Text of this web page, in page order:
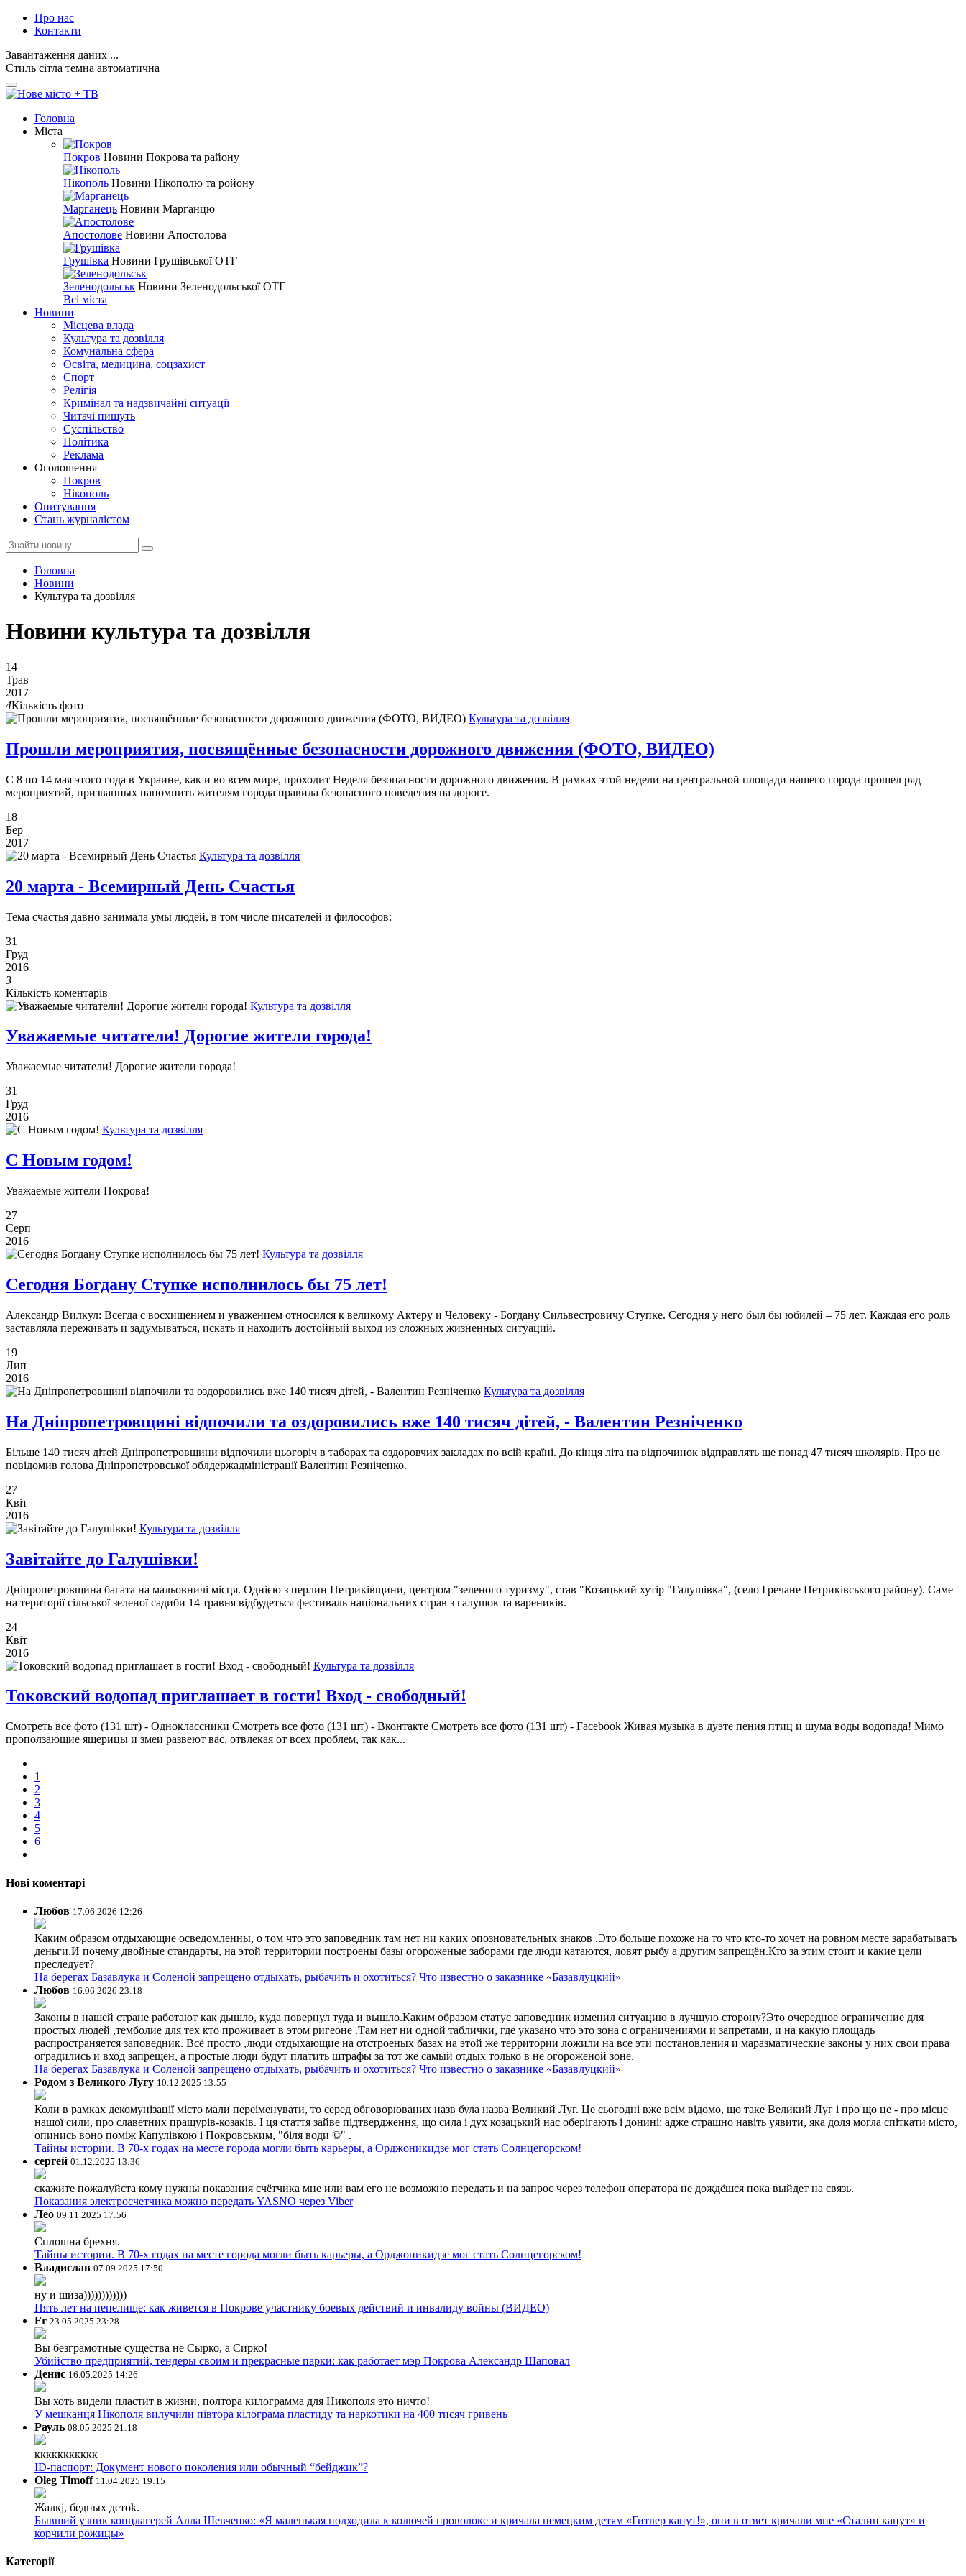
Про нас
Контакти
Завантаження даних ...
Стиль сітла темна автоматична
Головна
Міста
Покров Новини Покрова та району
Нікополь Новини Нікополю та ройону
Марганець Новини Марганцю
Апостолове Новини Апостолова
Грушівка Новини Грушівської ОТГ
Зеленодольськ Новини Зеленодольської ОТГ
Всі міста
Новини
Місцева влада
Культура та дозвілля
Комунальна сфера
Освіта, медицина, соцзахист
Спорт
Релігія
Кримінал та надзвичайні ситуації
Читачі пишуть
Суспільство
Політика
Реклама
Оголошення
Покров
Нікополь
Опитування
Стань журналістом
Головна
Новини
Культура та дозвілля
Новини культура та дозвілля
14
Трав
2017
4Кількість фото
Культура та дозвілля
Прошли мероприятия, посвящённые безопасности дорожного движения (ФОТО, ВИДЕО)
С 8 по 14 мая этого года в Украине, как и во всем мире, проходит Неделя безопасности дорожного движения. В рамках этой недели на центральной площади нашего города прошел ряд
мероприятий, призванных напомнить жителям города правила безопасного поведения на дороге.
18
Бер
2017
Культура та дозвілля
20 марта - Всемирный День Счастья
Тема счастья давно занимала умы людей, в том числе писателей и философов:
31
Груд
2016
3
Кількість коментарів
Культура та дозвілля
Уважаемые читатели! Дорогие жители города!
Уважаемые читатели! Дорогие жители города!
31
Груд
2016
Культура та дозвілля
С Новым годом!
Уважаемые жители Покрова!
27
Серп
2016
Культура та дозвілля
Сегодня Богдану Ступке исполнилось бы 75 лет!
Александр Вилкул: Всегда с восхищением и уважением относился к великому Актеру и Человеку - Богдану Сильвестровичу Ступке. Сегодня у него был бы юбилей – 75 лет. Каждая его роль
заставляла переживать и задумываться, искать и находить достойный выход из сложных жизненных ситуаций.
19
Лип
2016
Культура та дозвілля
На Дніпропетровщині відпочили та оздоровились вже 140 тисяч дітей, - Валентин Резніченко
Більше 140 тисяч дітей Дніпропетровщини відпочили цьогоріч в таборах та оздоровчих закладах по всій країні. До кінця літа на відпочинок відправлять ще понад 47 тисяч школярів. Про це
повідомив голова Дніпропетровської облдержадміністрації Валентин Резніченко.
27
Квіт
2016
Культура та дозвілля
Завітайте до Галушівки!
Дніпропетровщина багата на мальовничі місця. Однією з перлин Петриківщини, центром "зеленого туризму", став "Козацький хутір "Галушівка", (село Гречане Петриківського району). Саме
на території сільської зеленої садиби 14 травня відбудеться фестиваль національних страв з галушок та вареників.
24
Квіт
2016
Культура та дозвілля
Токовский водопад приглашает в гости! Вход - свободный!
Смотреть все фото (131 шт) - Одноклассники Смотреть все фото (131 шт) - Вконтакте Смотреть все фото (131 шт) - Facebook Живая музыка в дуэте пения птиц и шума воды водопада! Мимо
проползающие ящерицы и змеи развеют вас, отвлекая от всех проблем, так как...
1
2
3
4
5
6
Нові коментарі
Любов 17.06.2026 12:26
Каким образом отдыхающие осведомленны, о том что это заповедник там нет ни каких опозновательных знаков .Это больше похоже на то что кто-то хочет на ровном месте зарабатывать
деньги.И почему двойные стандарты, на этой территории построены базы огороженые заборами где люди катаются, ловят рыбу а другим запрещён.Кто за этим стоит и какие цели
преследует?
На берегах Базавлука и Соленой запрещено отдыхать, рыбачить и охотиться? Что известно о заказнике «Базавлуцкий»
Любов 16.06.2026 23:18
Законы в нашей стране работают как дышло, куда повернул туда и вышло.Каким образом статус заповедник изменил ситуацию в лучшую сторону?Это очередное ограничение для
простых людей ,темболие для тех кто проживает в этом ригеоне .Там нет ни одной таблички, где указано что это зона с ограничениями и запретами, и на какую площадь
распространяется заповедник. Всё просто ,люди отдыхающие на отстроеных базах на этой же территории ложили на все эти постановления и маразматические законы у них свои права
оградились и вход запрещён, а простые люди будут платить штрафы за тот же самый отдых только в не огороженой зоне.
На берегах Базавлука и Соленой запрещено отдыхать, рыбачить и охотиться? Что известно о заказнике «Базавлуцкий»
Родом з Великого Лугу 10.12.2025 13:55
Коли в рамках декомунізації місто мали переіменувати, то серед обговорюваних назв була назва Великий Луг. Це сьогодні вже всім відомо, що таке Великий Луг і про що це - про місце
нашої сили, про славетних пращурів-козаків. І ця стаття зайве підтвердження, що сила і дух козацький нас оберігають і донині: адже страшно навіть уявити, яка доля могла спіткати місто,
опинись воно поміж Капулівкою і Покровським, "біля води ©" .
Тайны истории. В 70-х годах на месте города могли быть карьеры, а Орджоникидзе мог стать Солнцегорском!
сергей 01.12.2025 13:36
скажите пожалуйста кому нужны показания счётчика мне или вам его не возможно передать и на запрос через телефон оператора не дождёшся пока выйдет на связь.
Показания электросчетчика можно передать YASNO через Viber
Лео 09.11.2025 17:56
Сплошна брехня.
Тайны истории. В 70-х годах на месте города могли быть карьеры, а Орджоникидзе мог стать Солнцегорском!
Владислав 07.09.2025 17:50
ну и шиза))))))))))))
Пять лет на пепелище: как живется в Покрове участнику боевых действий и инвалиду войны (ВИДЕО)
Fr 23.05.2025 23:28
Вы безграмотные существа не Сырко, а Сирко!
Убийство предприятий, тендеры своим и прекрасные парки: как работает мэр Покрова Александр Шаповал
Денис 16.05.2025 14:26
Вы хоть видели пластит в жизни, полтора килограмма для Никополя это ничто!
У мешканця Нікополя вилучили півтора кілограма пластиду та наркотики на 400 тисяч гривень
Рауль 08.05.2025 21:18
ккккккккккк
ID-паспорт: Документ нового поколения или обычный “бейджик”?
Oleg Timoff 11.04.2025 19:15
Жалкj, бедных детok.
Бывший узник концлагерей Алла Шевченко: «Я маленькая подходила к колючей проволоке и кричала немецким детям «Гитлер капут!», они в ответ кричали мне «Сталин капут» и
корчили рожицы»
Категорії